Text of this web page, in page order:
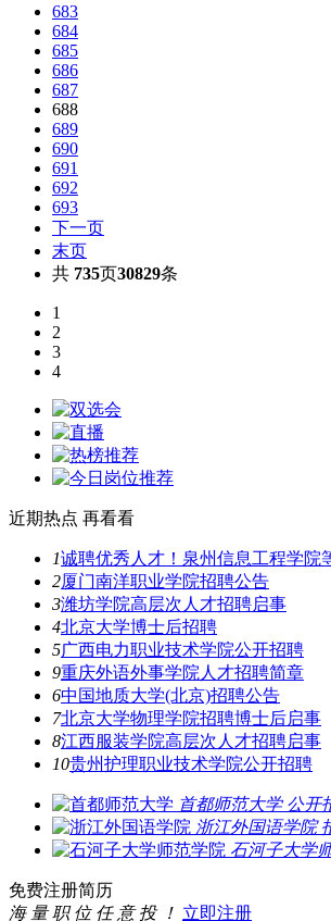
683
684
685
686
687
688
689
690
691
692
693
下一页
末页
共 735页30829条
1
2
3
4
近期热点 再看看
1诚聘优秀人才！泉州信息工程学院
2厦门南洋职业学院招聘公告
3潍坊学院高层次人才招聘启事
4北京大学博士后招聘
5广西电力职业技术学院公开招聘
9重庆外语外事学院人才招聘简章
6中国地质大学(北京)招聘公告
7北京大学物理学院招聘博士后启事
8江西服装学院高层次人才招聘启事
10贵州护理职业技术学院公开招聘
首都师范大学 公开
浙江外国语学院
石河子大学
免费注册简历
海 量 职 位 任 意 投 ！ 立即注册